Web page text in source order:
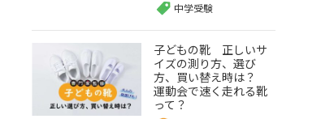
中学受験
子どもの靴 正しいサ
イズの測り方、選び
方、買い替え時は？
運動会で速く走れる靴
って？